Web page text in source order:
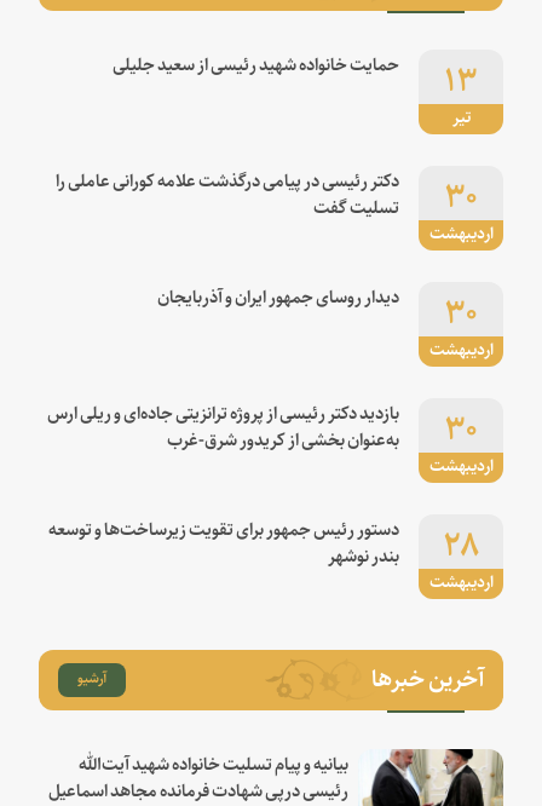
تیر
۱۳ حمایت خانواده شهید رئیسی از سعید جلیلی
اردیبهشت
۳۰
دکتر رئیسی در پیامی درگذشت علامه کورانی عاملی را
تسلیت گفت
اردیبهشت
۳۰ دیدار روسای جمهور ایران و آذربایجان
اردیبهشت
۳۰
بازدید دکتر رئیسی از پروژه ترانزیتی جاده‌ای و ریلی ارس
به‌عنوان بخشی از کریدور شرق-غرب
اردیبهشت
۲۸
دستور رئیس جمهور برای تقویت زیرساخت‌ها و توسعه
بندر نوشهر
آخرین خبرها آرشیو
بیانیه و پیام تسلیت خانواده شهید آیت‌الله
رئیسی درپی شهادت فرمانده مجاهد اسماعیل